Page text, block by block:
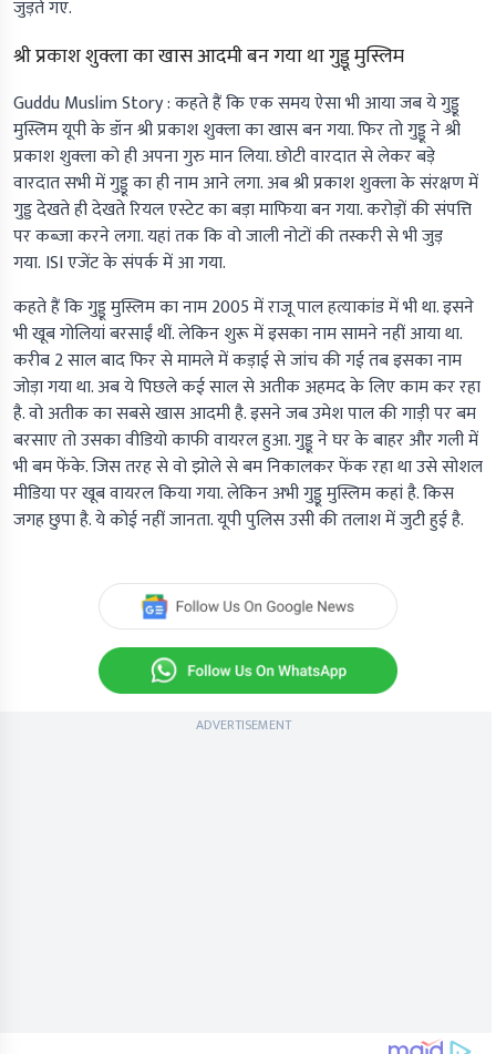
जुड़ते गए.
श्री प्रकाश शुक्ला का खास आदमी बन गया था गुड्डू मुस्लिम
Guddu Muslim Story :कहते हैं कि एक समय ऐसा भी आया जब ये गुड्डू
मुस्लिम यूपी के डॉन श्री प्रकाश शुक्ला का खास बन गया. फिर तो गुड्डू ने श्री
प्रकाश शुक्ला को ही अपना गुरु मान लिया. छोटी वारदात से लेकर बड़े
वारदात सभी में गुड्डू का ही नाम आने लगा. अब श्री प्रकाश शुक्ला के संरक्षण में
गुड्ड देखते ही देखते रियल एस्टेट का बड़ा माफिया बन गया. करोड़ों की संपत्ति
पर कब्जा करने लगा. यहां तक कि वो जाली नोटों की तस्करी से भी जुड़
गया. ISI एजेंट के संपर्क में आ गया.
कहते हैं कि गुड्डू मुस्लिम का नाम 2005 में राजू पाल हत्याकांड में भी था. इसने
भी खूब गोलियां बरसाईं थीं. लेकिन शुरू में इसका नाम सामने नहीं आया था.
करीब 2 साल बाद फिर से मामले में कड़ाई से जांच की गई तब इसका नाम
जोड़ा गया था. अब ये पिछले कई साल से अतीक अहमद के लिए काम कर रहा
है. वो अतीक का सबसे खास आदमी है. इसने जब उमेश पाल की गाड़ी पर बम
बरसाए तो उसका वीडियो काफी वायरल हुआ. गुड्डू ने घर के बाहर और गली में
भी बम फेंके. जिस तरह से वो झोले से बम निकालकर फेंक रहा था उसे सोशल
मीडिया पर खूब वायरल किया गया. लेकिन अभी गुड्डू मुस्लिम कहां है. किस
जगह छुपा है. ये कोई नहीं जानता. यूपी पुलिस उसी की तलाश में जुटी हुई है.
ADVERTISEMENT